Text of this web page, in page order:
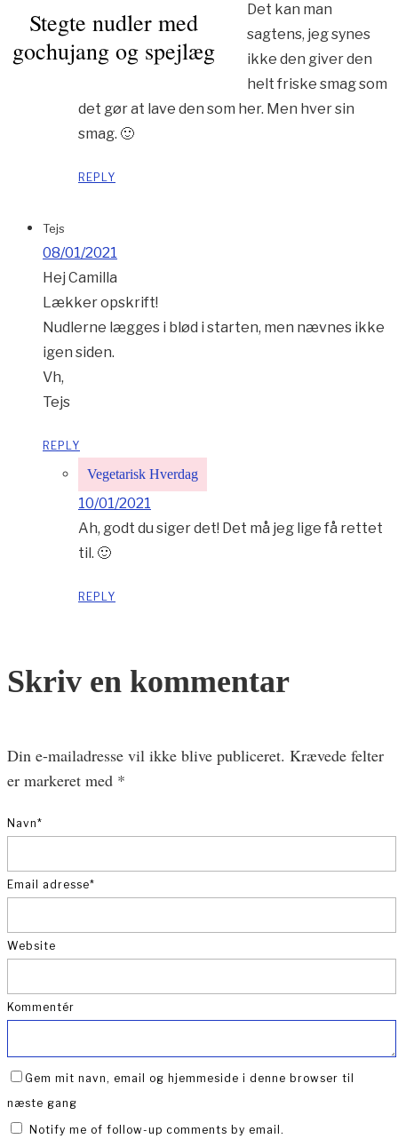
Stegte nudler med
gochujang og spejlæg
Det kan man
sagtens, jeg synes
ikke den giver den
helt friske smag som
det gør at lave den som her. Men hver sin
smag. 🙂
REPLY
Tejs
08/01/2021
Hej Camilla
Lækker opskrift!
Nudlerne lægges i blød i starten, men nævnes ikke
igen siden.
Vh,
Tejs
REPLY
Vegetarisk Hverdag
10/01/2021
Ah, godt du siger det! Det må jeg lige få rettet
til. 🙂
REPLY
Skriv en kommentar
Din e-mailadresse vil ikke blive publiceret. Krævede felter
er markeret med *
Navn*
Email adresse*
Website
Kommentér
Gem mit navn, email og hjemmeside i denne browser til
næste gang
Notify me of follow-up comments by email.